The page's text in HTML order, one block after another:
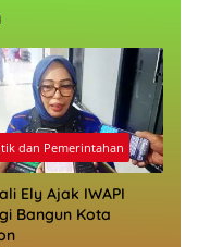
dan Pemerintahan
Ely Ajak IWAPI
Bangun Kota